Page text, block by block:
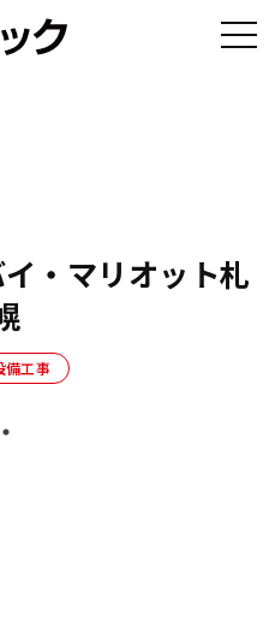
・マリオット札
備工事